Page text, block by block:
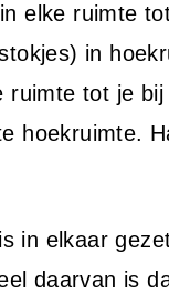
elke ruimte
in
ruimte tot je
hoekruimte.
in elkaar
daarvan is